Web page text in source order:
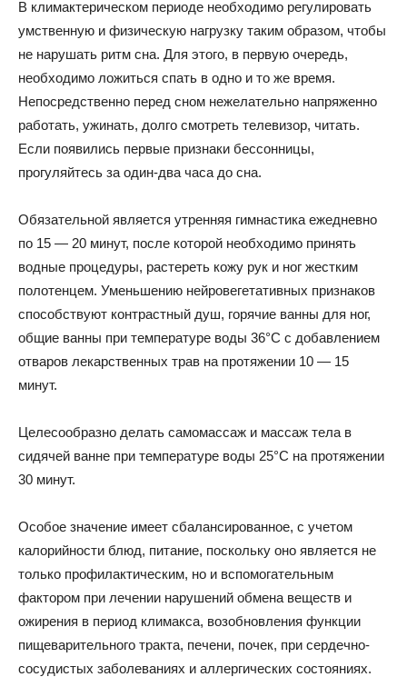
В климактерическом периоде необходимо регулировать
умственную и физическую нагрузку таким образом, чтобы
не нарушать ритм сна. Для этого, в первую очередь,
необходимо ложиться спать в одно и то же время.
Непосредственно перед сном нежелательно напряженно
работать, ужинать, долго смотреть телевизор, читать.
Если появились первые признаки бессонницы,
прогуляйтесь за один-два часа до сна.
Обязательной является утренняя гимнастика ежедневно
по 15 — 20 минут, после которой необходимо принять
водные процедуры, растереть кожу рук и ног жестким
полотенцем. Уменьшению нейровегетативных признаков
способствуют контрастный душ, горячие ванны для ног,
общие ванны при температуре воды 36°С с добавлением
отваров лекарственных трав на протяжении 10 — 15
минут.
Целесообразно делать самомассаж и массаж тела в
сидячей ванне при температуре воды 25°С на протяжении
30 минут.
Особое значение имеет сбалансированное, с учетом
калорийности блюд, питание, поскольку оно является не
только профилактическим, но и вспомогательным
фактором при лечении нарушений обмена веществ и
ожирения в период климакса, возобновления функции
пищеварительного тракта, печени, почек, при сердечно-
сосудистых заболеваниях и аллергических состояниях.